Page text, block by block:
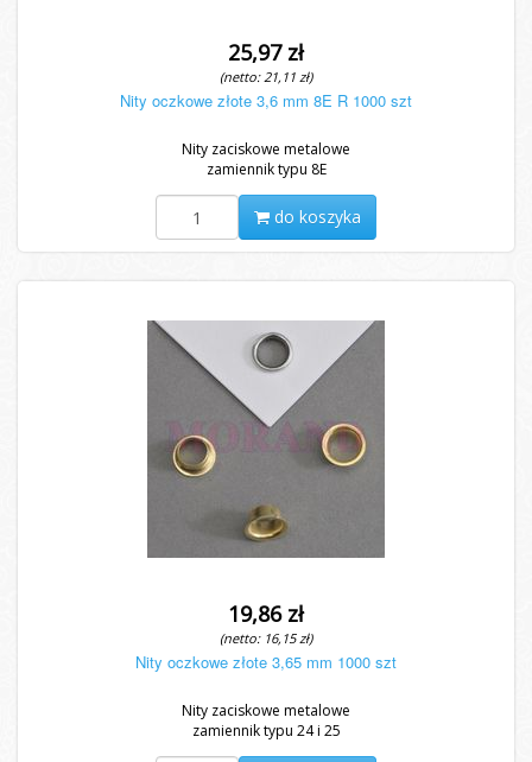
25,97 zł
(netto: 21,11 zł)
Nity oczkowe złote 3,6 mm 8E R 1000 szt
Nity zaciskowe metalowe
zamiennik typu 8E
do koszyka
19,86 zł
(netto: 16,15 zł)
Nity oczkowe złote 3,65 mm 1000 szt
Nity zaciskowe metalowe
zamiennik typu 24 i 25